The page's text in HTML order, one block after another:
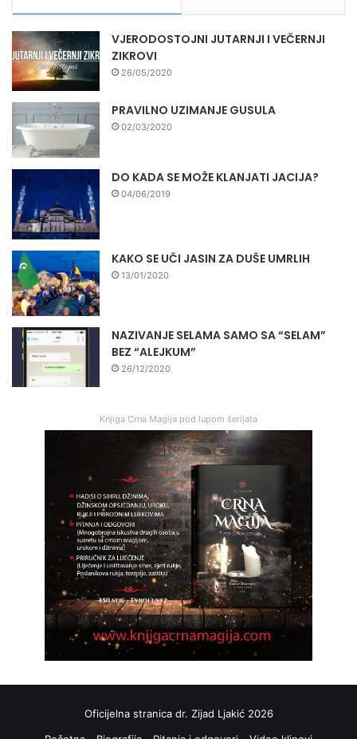
VJERODOSTOJNI JUTARNJI I VEČERNJI
ZIKROVI
26/05/2020
PRAVILNO UZIMANJE GUSULA
02/03/2020
DO KADA SE MOŽE KLANJATI JACIJA?
04/06/2019
KAKO SE UČI JASIN ZA DUŠE UMRLIH
13/01/2020
NAZIVANJE SELAMA SAMO SA “SELAM”
BEZ “ALEJKUM”
26/12/2020
Knjiga Crna Magija pod lupom šerijata
Oficijelna stranica dr. Zijad Ljakić 2026